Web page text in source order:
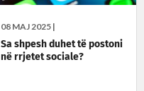
08 MAJ 2025 |
Sa shpesh duhet të postoni
në rrjetet sociale?